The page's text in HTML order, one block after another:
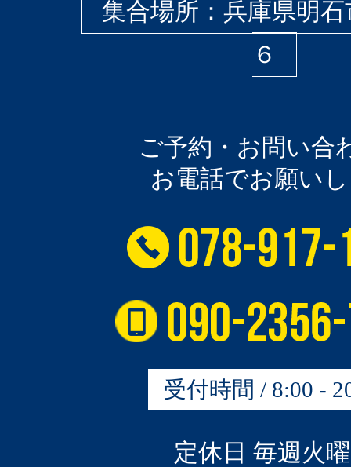
集合場所：兵庫県明
６
ご予約・お問い合
お電話でお願い
受付時間 / 8:00 -
定休日 毎週火